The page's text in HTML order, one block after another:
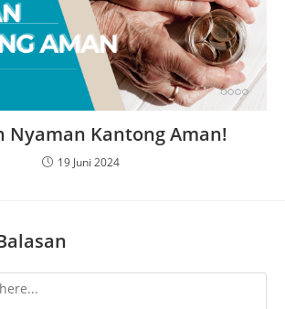
Nyaman Kantong Aman!
19 Juni 2024